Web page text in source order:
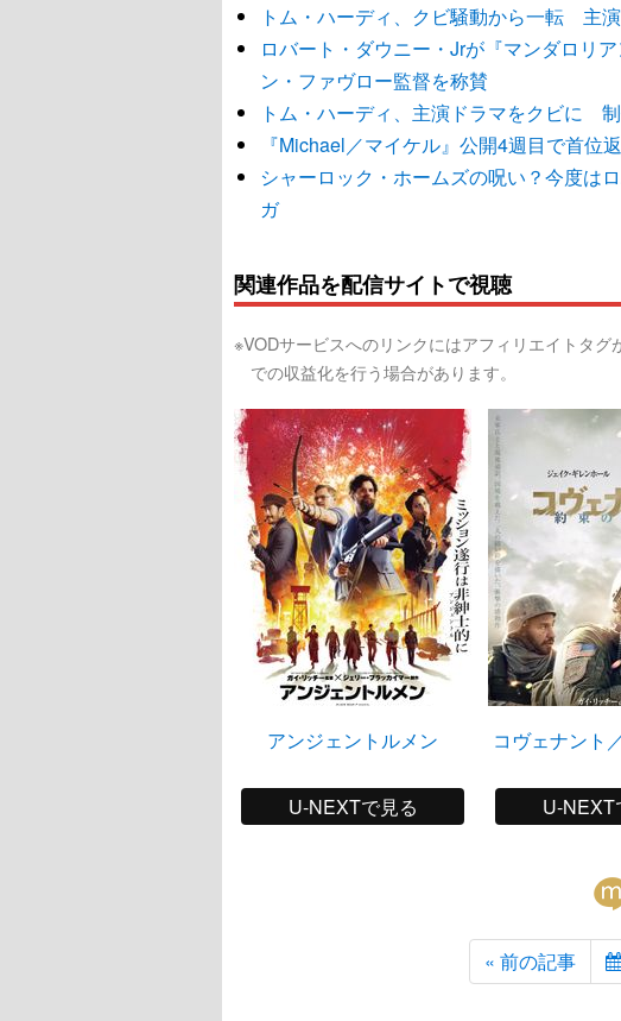
トム・ハーディ、クビ騒動から一転 主
ロバート・ダウニー・Jrが『マンダロリ
ン・ファヴロー監督を称賛
トム・ハーディ、主演ドラマをクビに
『Michael／マイケル』公開4週目で首位
シャーロック・ホームズの呪い？今度は
ガ
関連作品を配信サイトで視聴
※VODサービスへのリンクにはアフィリエイトタ
での収益化を行う場合があります。
アンジェントルメン
U-NEXTで見る
コヴェナント
U-NEXT
« 前の記事